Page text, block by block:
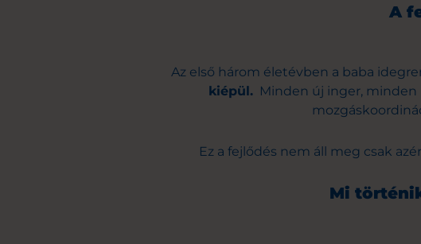
A
Az első három életévben a baba
kiépül. Minden új inger, minden
Ez a fejlődés nem áll meg csak
Mi